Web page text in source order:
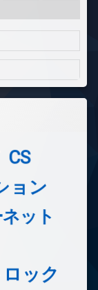
CS
ョン
ット
ック